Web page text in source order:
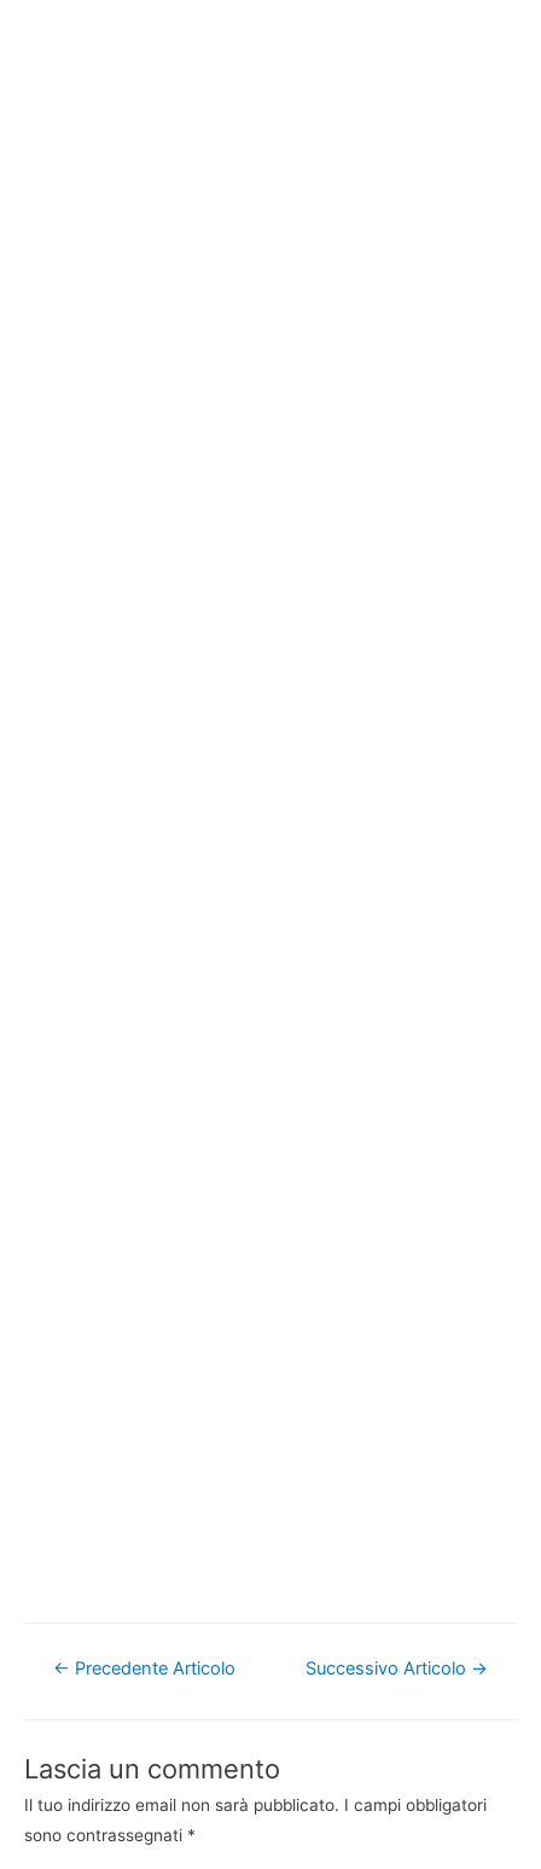
Navigazione
← Precedente Articolo Successivo Articolo →
Lascia un commento
Il tuo indirizzo email non sarà pubblicato. I campi obbligatori
sono contrassegnati *